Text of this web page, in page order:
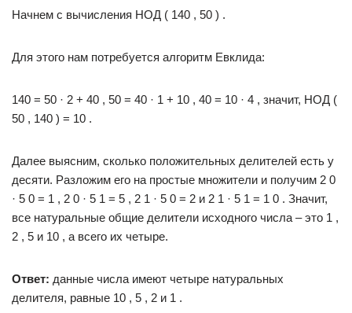
Начнем с вычисления НОД ( 140 , 50 ) .
Для этого нам потребуется алгоритм Евклида:
140 = 50 · 2 + 40 , 50 = 40 · 1 + 10 , 40 = 10 · 4 , значит, НОД (
50 , 140 ) = 10 .
Далее выясним, сколько положительных делителей есть у
десяти. Разложим его на простые множители и получим 2 0
· 5 0 = 1 , 2 0 · 5 1 = 5 , 2 1 · 5 0 = 2 и 2 1 · 5 1 = 1 0 . Значит,
все натуральные общие делители исходного числа – это 1 ,
2 , 5 и 10 , а всего их четыре.
Ответ: данные числа имеют четыре натуральных
делителя, равные 10 , 5 , 2 и 1 .